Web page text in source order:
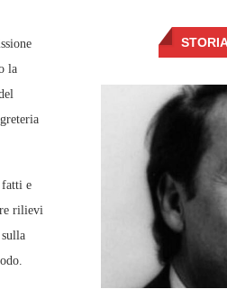
la
fatti e
rilievi